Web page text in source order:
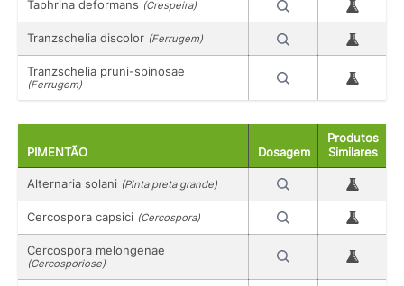
Taphrina deformans (Crespeira)
Tranzschelia discolor (Ferrugem)
Tranzschelia pruni-spinosae
(Ferrugem)
PIMENTÃO Dosagem
Produtos
Similares
Alternaria solani (Pinta preta grande)
Cercospora capsici (Cercospora)
Cercospora melongenae
(Cercosporiose)